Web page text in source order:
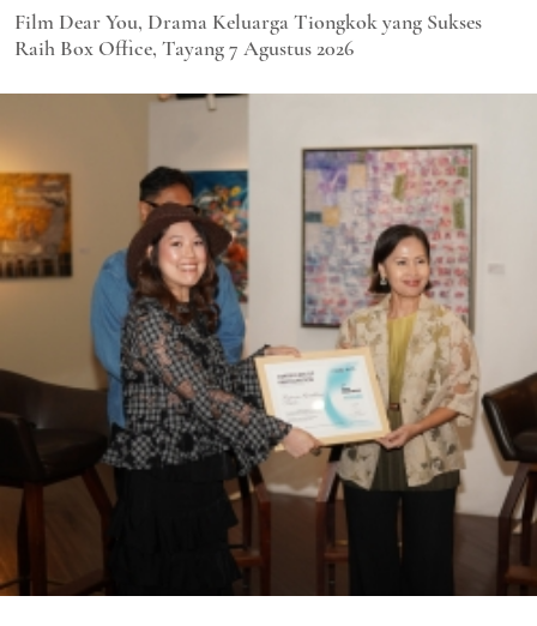
Film Dear You, Drama Keluarga Tiongkok yang Sukses
Raih Box Office, Tayang 7 Agustus 2026